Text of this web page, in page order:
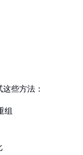
些方法：
组